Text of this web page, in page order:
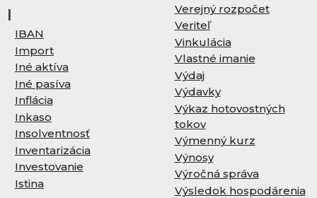
I
IBAN
Import
Iné aktíva
Iné pasíva
Inflácia
Inkaso
Insolventnosť
Inventarizácia
Investovanie
Istina
Verejný rozpočet
Veriteľ
Vinkulácia
Vlastné imanie
Výdaj
Výdavky
Výkaz hotovostných
tokov
Výmenný kurz
Výnosy
Výročná správa
Výsledok hospodárenia